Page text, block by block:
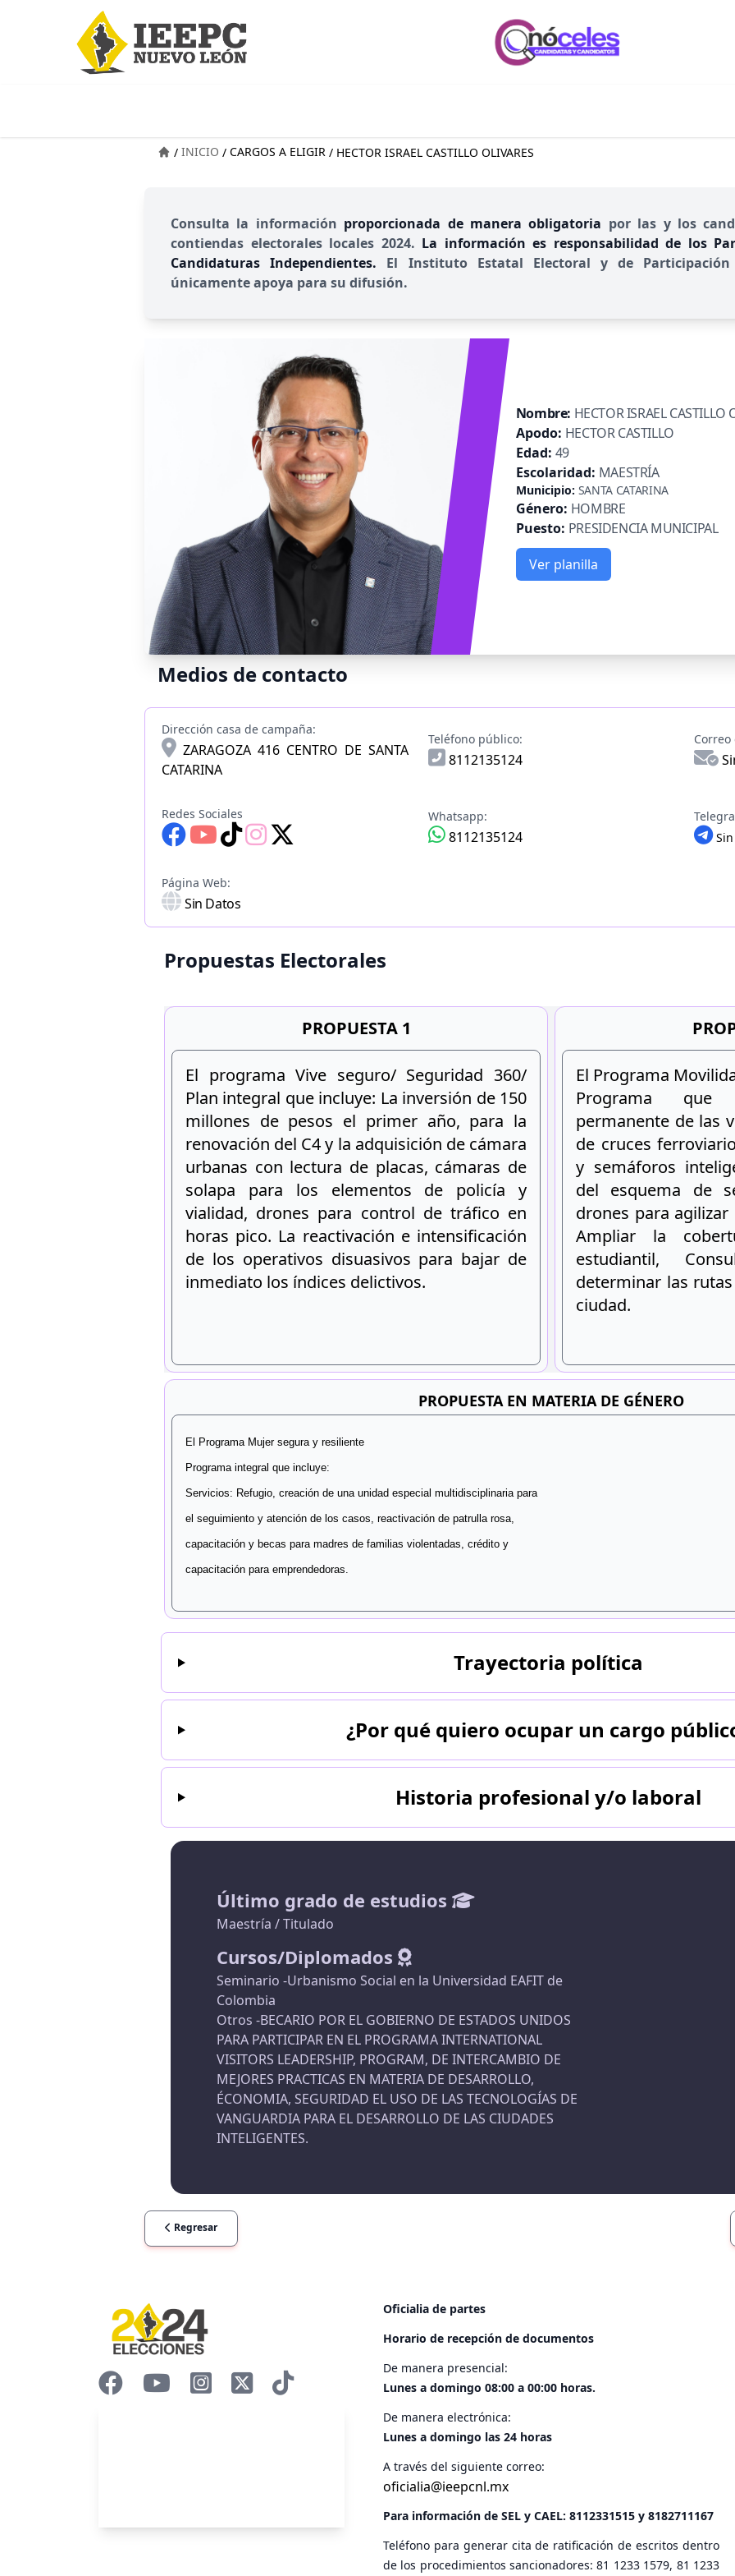
/ INICIO / CARGOS A ELIGIR / HECTOR ISRAEL CASTILLO OLIVARES
Consulta la información proporcionada de manera obligatoria por las y los
contiendas electorales locales 2024. La información es responsabilidad de los
Candidaturas Independientes. El Instituto Estatal Electoral y de
únicamente apoya para su difusión.
Nombre: HECTOR ISRAEL CASTILLO
Apodo: HECTOR CASTILLO
Edad: 49
Escolaridad: MAESTRÍA
Municipio: SANTA CATARINA
Género: HOMBRE
Puesto: PRESIDENCIA MUNICIPAL
Ver planilla
Medios de contacto
Dirección casa de campaña:
ZARAGOZA 416 CENTRO DE SANTA
CATARINA
Teléfono público:
8112135124
Redes Sociales Whatsapp:
8112135124
Página Web:
Sin Datos
Propuestas Electorales
PROPUESTA 1
El programa Vive seguro/ Seguridad 360/
Plan integral que incluye: La inversión de 150
millones de pesos el primer año, para la
renovación del C4 y la adquisición de cámara
urbanas con lectura de placas, cámaras de
solapa para los elementos de policía y
vialidad, drones para control de tráfico en
horas pico. La reactivación e intensificación
de los operativos disuasivos para bajar de
inmediato los índices delictivos.
El Programa
Programa que
permanente de las
de cruces
y semáforos
del esquema de
drones para
Ampliar la
estudiantil,
determinar las
ciudad.
PROPUESTA EN MATERIA DE GÉNERO
El Programa Mujer segura y resiliente
Programa integral que incluye:
Servicios: Refugio, creación de una unidad especial multidisciplinaria para
el seguimiento y atención de los casos, reactivación de patrulla rosa,
capacitación y becas para madres de familias violentadas, crédito y
capacitación para emprendedoras.
Trayectoria política
¿Por qué quiero ocupar un cargo
Historia profesional y/o laboral
Último grado de estudios
Maestría / Titulado
Cursos/Diplomados
Seminario -Urbanismo Social en la Universidad EAFIT de
Colombia
Otros -BECARIO POR EL GOBIERNO DE ESTADOS UNIDOS
PARA PARTICIPAR EN EL PROGRAMA INTERNATIONAL
VISITORS LEADERSHIP, PROGRAM, DE INTERCAMBIO DE
MEJORES PRACTICAS EN MATERIA DE DESARROLLO,
ÉCONOMIA, SEGURIDAD EL USO DE LAS TECNOLOGÍAS DE
VANGUARDIA PARA EL DESARROLLO DE LAS CIUDADES
INTELIGENTES.
Regresar
Oficialia de partes
Horario de recepción de documentos
De manera presencial:
Lunes a domingo 08:00 a 00:00 horas.
De manera electrónica:
Lunes a domingo las 24 horas
A través del siguiente correo:
oficialia@ieepcnl.mx
Para información de SEL y CAEL: 8112331515y 8182711167
Teléfono para generar cita de ratificación de escritos dentro
de los procedimientos sancionadores: 81 1233 1579, 81 1233